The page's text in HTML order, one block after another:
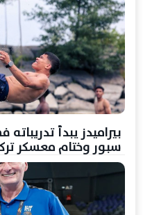
بيراميدز يبدأ تدريباته
سبور وختام معسكر